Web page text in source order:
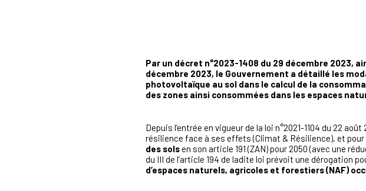
Par un décret n°2023-1408 du 29 décembre 2023,
décembre 2023, le Gouvernement a détaillé les
photovoltaïque au sol dans le calcul de la
des zones ainsi consommées dans les espaces
Depuis l’entrée en vigueur de la loi n°2021-1104 du 22
résilience face à ses effets (Climat & Résilience), et pour
des solsen son article 191 (ZAN) pour 2050 (avec une
du III de l’article 194 de ladite loi prévoit une dérogation
d’espaces naturels, agricoles et forestiers (NAF)